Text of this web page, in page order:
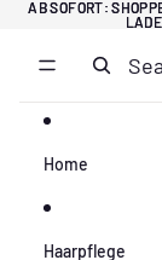
AB SOFORT:
AB SOFORT:
Home
Haarpflege